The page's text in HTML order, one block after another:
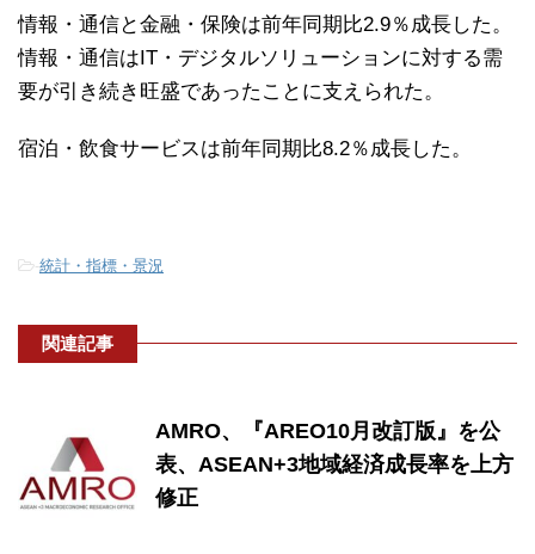
情報・通信と金融・保険は前年同期比2.9％成長した。
情報・通信はIT・デジタルソリューションに対する需
要が引き続き旺盛であったことに支えられた。
宿泊・飲食サービスは前年同期比8.2％成長した。
-統計・指標・景況
関連記事
AMRO、『AREO10月改訂版』を公
表、ASEAN+3地域経済成長率を上方
修正